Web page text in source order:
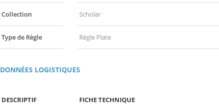
Collection Scholar
Type de Règle Règle Plate
DONNÉES LOGISTIQUES
DESCRIPTIF FICHE TECHNIQUE